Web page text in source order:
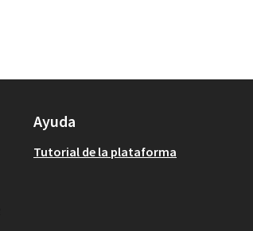
Ayuda
Tutorial de la plataforma